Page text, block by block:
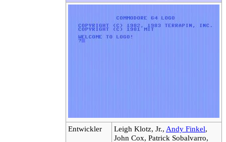
Entwickler Leigh Klotz, Jr., Andy Finkel,
John Cox, Patrick Sobalvarro,